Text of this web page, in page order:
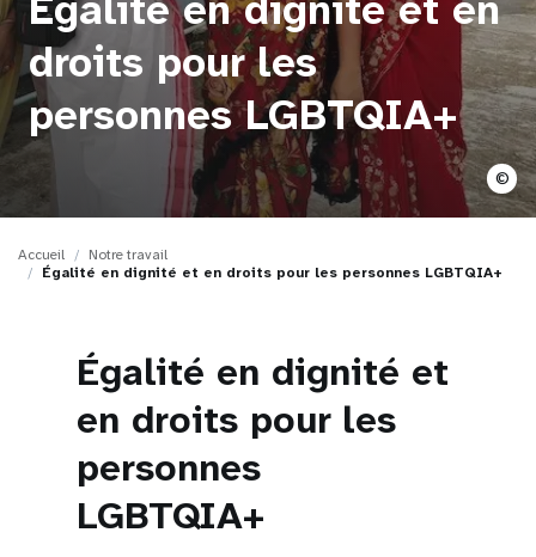
t
o
droits pour les
personnes LGBTQIA+
©
Accueil
Notre travail
Égalité en dignité et en droits pour les personnes LGBTQIA+
Égalité en dignité et
en droits pour les
personnes
LGBTQIA+